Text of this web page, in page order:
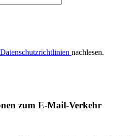
Datenschutzrichtlinien nachlesen.
zum E-Mail-Verkehr